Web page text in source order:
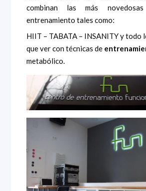
combinan las más
entrenamiento tales como:
HIIT – TABATA – INSANITY y todo
que ver con técnicas de
metabólico.